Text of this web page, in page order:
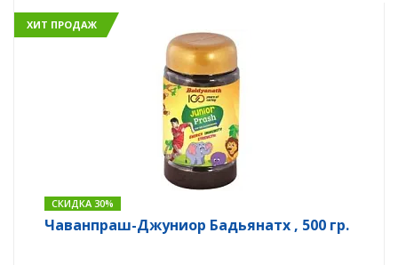
ХИТ ПРОДАЖ
СКИДКА 30%
Чаванпраш-Джуниор Бадьянатх , 500 гр.